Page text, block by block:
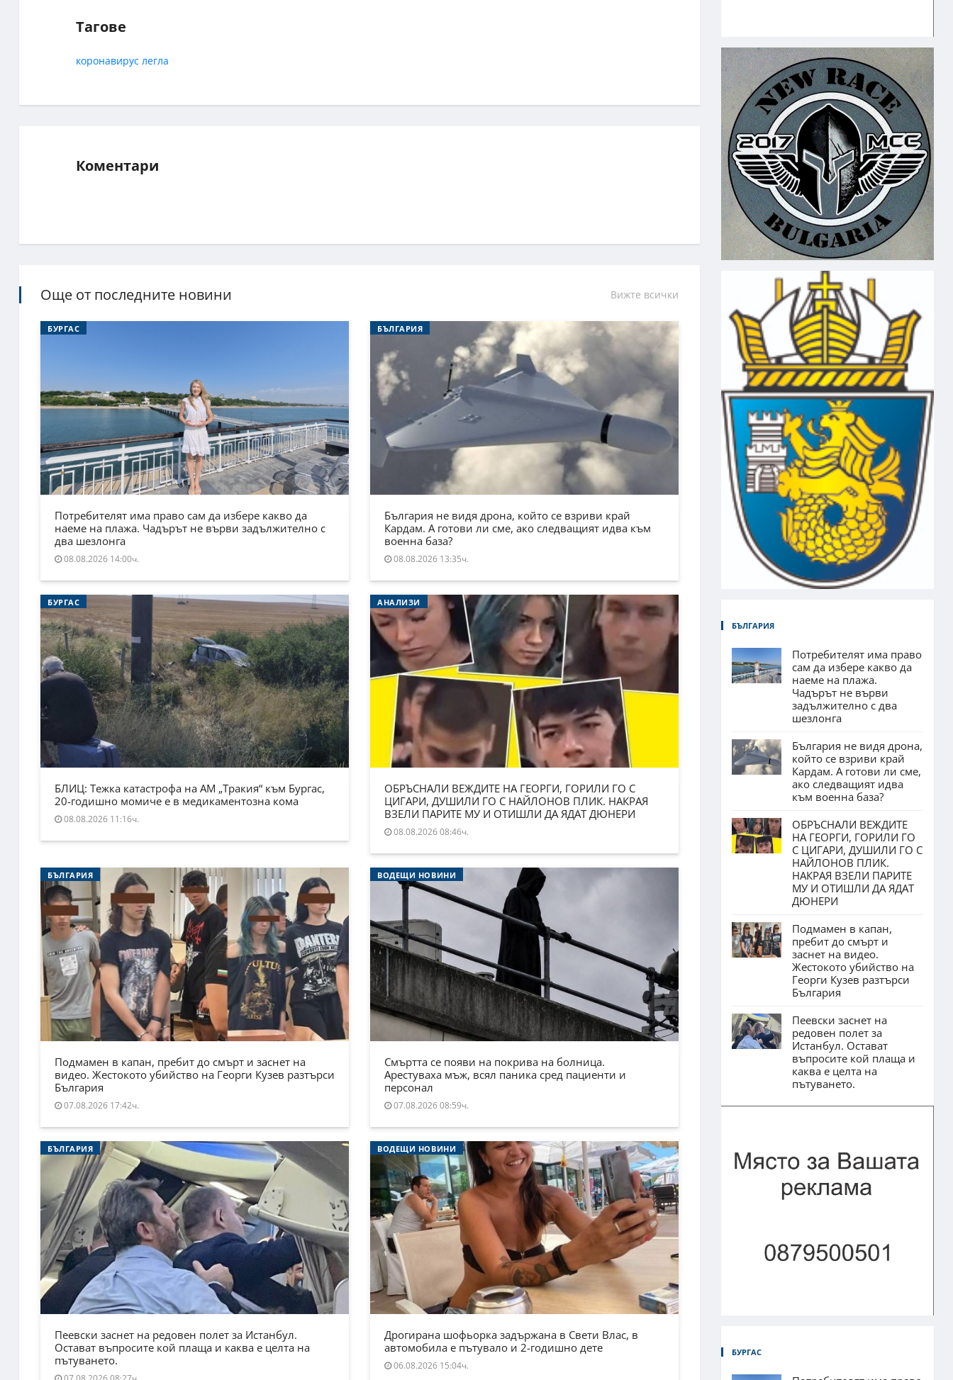
Тагове
коронавирус легла
Коментари
Още от последните новини Вижте всички
БУРГАС
Потребителят има право сам да избере какво да
наеме на плажа. Чадърът не върви задължително с
два шезлонга
08.08.2026 14:00ч.
БЪЛГАРИЯ
България не видя дрона, който се взриви край
Кардам. А готови ли сме, ако следващият идва към
военна база?
08.08.2026 13:35ч.
БУРГАС
БЛИЦ: Тежка катастрофа на АМ „Тракия“ към Бургас,
20-годишно момиче е в медикаментозна кома
08.08.2026 11:16ч.
АНАЛИЗИ
ОБРЪСНАЛИ ВЕЖДИТЕ НА ГЕОРГИ, ГОРИЛИ ГО С
ЦИГАРИ, ДУШИЛИ ГО С НАЙЛОНОВ ПЛИК. НАКРАЯ
ВЗЕЛИ ПАРИТЕ МУ И ОТИШЛИ ДА ЯДАТ ДЮНЕРИ
08.08.2026 08:46ч.
БЪЛГАРИЯ
Подмамен в капан, пребит до смърт и заснет на
видео. Жестокото убийство на Георги Кузев разтърси
България
07.08.2026 17:42ч.
ВОДЕЩИ НОВИНИ
Смъртта се появи на покрива на болница.
Арестуваха мъж, всял паника сред пациенти и
персонал
07.08.2026 08:59ч.
БЪЛГАРИЯ
Пеевски заснет на редовен полет за Истанбул.
Остават въпросите кой плаща и каква е целта на
пътуването.
ВОДЕЩИ НОВИНИ
Дрогирана шофьорка задържана в Свети Влас, в
автомобила е пътувало и 2-годишно дете
06.08.2026 15:04ч.
БЪЛГАРИЯ
Потребителят има право
сам да избере какво да
наеме на плажа.
Чадърът не върви
задължително с два
шезлонга
България не видя дрона,
който се взриви край
Кардам. А готови ли сме,
ако следващият идва
към военна база?
ОБРЪСНАЛИ ВЕЖДИТЕ
НА ГЕОРГИ, ГОРИЛИ ГО
С ЦИГАРИ, ДУШИЛИ ГО С
НАЙЛОНОВ ПЛИК.
НАКРАЯ ВЗЕЛИ ПАРИТЕ
МУ И ОТИШЛИ ДА ЯДАТ
ДЮНЕРИ
Подмамен в капан,
пребит до смърт и
заснет на видео.
Жестокото убийство на
Георги Кузев разтърси
България
Пеевски заснет на
редовен полет за
Истанбул. Остават
въпросите кой плаща и
каква е целта на
пътуването.
БУРГАС